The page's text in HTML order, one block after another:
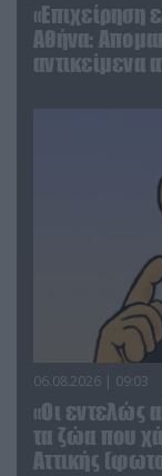
«Επιχείρηση
Αθήνα:
αντικείμενα
06.08.2026 | 09:03
«Οι εντελώς
τα ζώα που
Αττικής